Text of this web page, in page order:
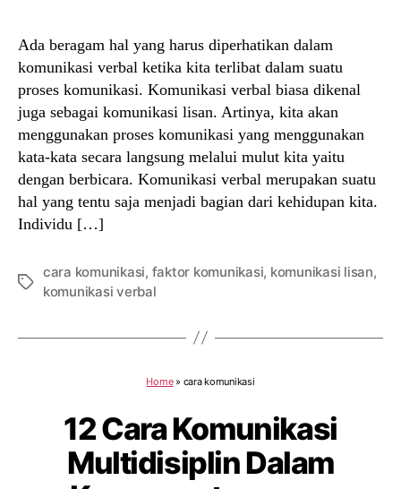
Ada beragam hal yang harus diperhatikan dalam
komunikasi verbal ketika kita terlibat dalam suatu
proses komunikasi. Komunikasi verbal biasa dikenal
juga sebagai komunikasi lisan. Artinya, kita akan
menggunakan proses komunikasi yang menggunakan
kata-kata secara langsung melalui mulut kita yaitu
dengan berbicara. Komunikasi verbal merupakan suatu
hal yang tentu saja menjadi bagian dari kehidupan kita.
Individu […]
Tags
cara komunikasi, faktor komunikasi, komunikasi lisan,
komunikasi verbal
Home» cara komunikasi
12 Cara Komunikasi
Multidisiplin Dalam